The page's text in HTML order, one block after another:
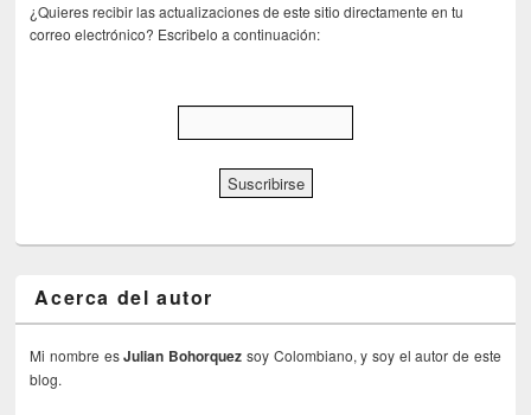
¿Quieres recibir las actualizaciones de este sitio directamente en tu
correo electrónico? Escribelo a continuación:
Acerca del autor
Mi nombre esJulian Bohorquez soy Colombiano, y soy el autor de este
blog.